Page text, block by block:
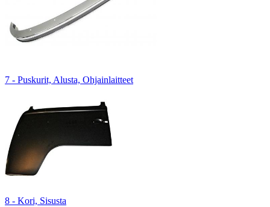
7 - Puskurit, Alusta, Ohjainlaitteet
8 - Kori, Sisusta